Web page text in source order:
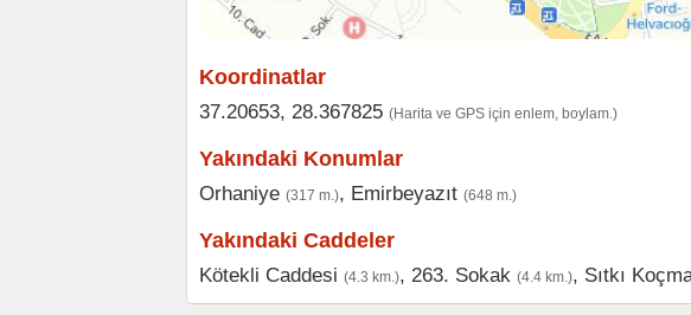
Koordinatlar
37.20653, 28.367825 (Harita ve GPS için enlem, boylam.)
Yakındaki Konumlar
Orhaniye (317 m.), Emirbeyazıt (648 m.)
Yakındaki Caddeler
Kötekli Caddesi (4.3 km.), 263. Sokak (4.4 km.), Sıtkı